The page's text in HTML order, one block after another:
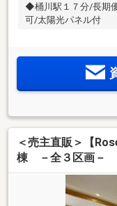
◆桶川駅１７分/長期
可/太陽光パネル付
＜売主直販＞【
棟 －全３区画－